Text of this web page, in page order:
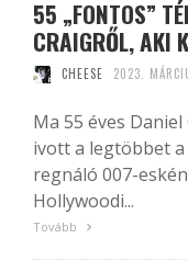
55 „FONTOS”
CRAIGRŐL, AKI
CHEESE 2023.
Ma 55 éves
ivott a legtöbbet
regnáló 007-
Hollywoodi...
Tovább